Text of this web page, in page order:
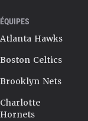
ÉQUIPES
Atlanta Hawks
Boston Celtics
Brooklyn Nets
Charlotte
Hornets